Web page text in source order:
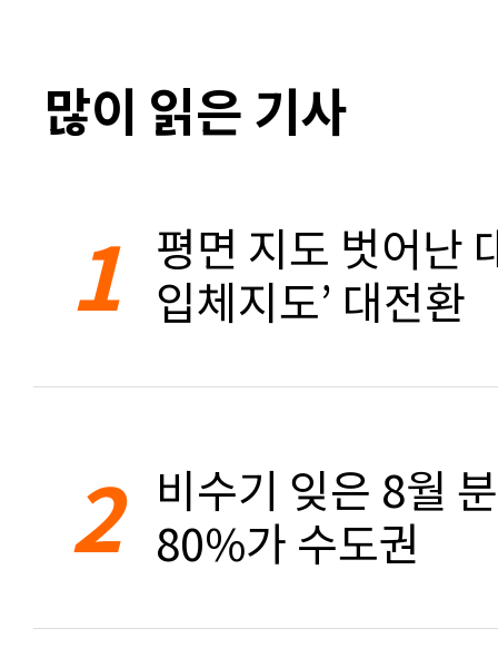
많이 읽은 기사
1 평면 지도 벗어난
입체지도’ 대전환
2 비수기 잊은 8월
80%가 수도권